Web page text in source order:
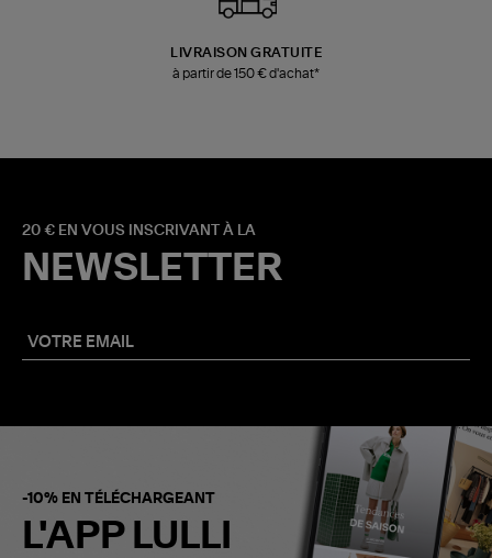
LIVRAISON GRATUITE
à partir de 150 € d'achat*
20 € EN VOUS INSCRIVANT À LA
NEWSLETTER
-10% EN TÉLÉCHARGEANT
L'APP LULLI